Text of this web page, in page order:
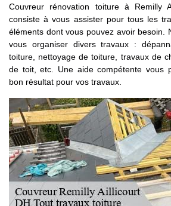
Couvreur rénovation toiture à Remilly
consiste à vous assister pour tous les
éléments dont vous pouvez avoir besoin.
vous organiser divers travaux :
toiture, nettoyage de toiture, travaux de
de toit, etc. Une aide compétente vous
bon résultat pour vos travaux.